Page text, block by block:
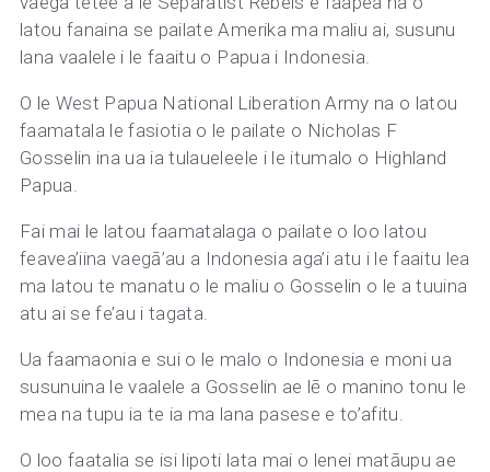
latou fanaina se pailate Amerika ma maliu ai, susunu
lana vaalele i le faaitu o Papua i Indonesia.
O le West Papua National Liberation Army na o latou
faamatala le fasiotia o le pailate o Nicholas F
Gosselin ina ua ia tulaueleele i le itumalo o Highland
Papua.
Fai mai le latou faamatalaga o pailate o loo latou
feavea’iina vaegā’au a Indonesia aga’i atu i le faaitu lea
ma latou te manatu o le maliu o Gosselin o le a tuuina
atu ai se fe’au i tagata.
Ua faamaonia e sui o le malo o Indonesia e moni ua
susunuina le vaalele a Gosselin ae lē o manino tonu le
mea na tupu ia te ia ma lana pasese e to’afitu.
O loo faatalia se isi lipoti lata mai o lenei matāupu ae